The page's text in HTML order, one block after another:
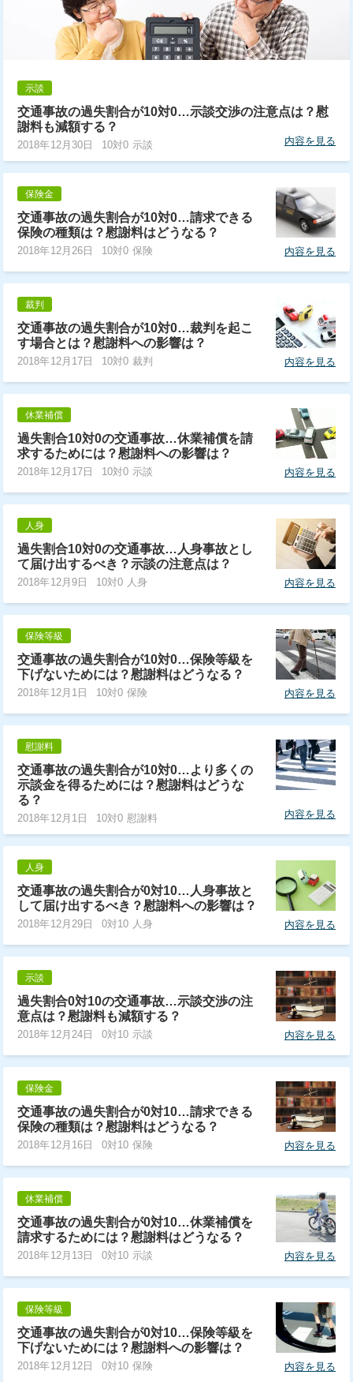
示談
交通事故の過失割合が10対0…示談交渉の注意点は？慰
謝料も減額する？
2018年12月30日 10対0 示談 内容を見る
保険金
交通事故の過失割合が10対0…請求できる
保険の種類は？慰謝料はどうなる？
2018年12月26日 10対0 保険 内容を見る
裁判
交通事故の過失割合が10対0…裁判を起こ
す場合とは？慰謝料への影響は？
2018年12月17日 10対0 裁判 内容を見る
休業補償
過失割合10対0の交通事故…休業補償を請
求するためには？慰謝料への影響は？
2018年12月17日 10対0 示談 内容を見る
人身
過失割合10対0の交通事故…人身事故とし
て届け出するべき？示談の注意点は？
2018年12月9日 10対0 人身 内容を見る
保険等級
交通事故の過失割合が10対0…保険等級を
下げないためには？慰謝料はどうなる？
2018年12月1日 10対0 保険 内容を見る
慰謝料
交通事故の過失割合が10対0…より多くの
示談金を得るためには？慰謝料はどうな
る？
2018年12月1日 10対0 慰謝料 内容を見る
人身
交通事故の過失割合が0対10…人身事故と
して届け出するべき？慰謝料への影響は？
2018年12月29日 0対10 人身 内容を見る
示談
過失割合0対10の交通事故…示談交渉の注
意点は？慰謝料も減額する？
2018年12月24日 0対10 示談 内容を見る
保険金
交通事故の過失割合が0対10…請求できる
保険の種類は？慰謝料はどうなる？
2018年12月16日 0対10 保険 内容を見る
休業補償
交通事故の過失割合が0対10…休業補償を
請求するためには？慰謝料はどうなる？
2018年12月13日 0対10 示談 内容を見る
保険等級
交通事故の過失割合が0対10…保険等級を
下げないためには？慰謝料への影響は？
2018年12月12日 0対10 保険 内容を見る